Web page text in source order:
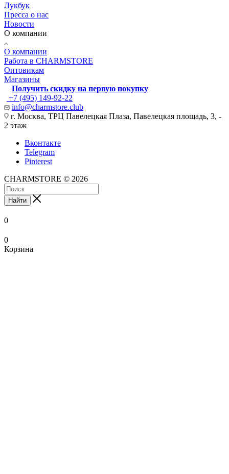
Лукбук
Пресса о нас
Новости
О компании
О компании
Работа в CHARMSTORE
Оптовикам
Магазины
Получить скидку на первую покупку
+7 (495) 149-92-22
info@charmstore.club
г. Москва, ТРЦ Павелецкая Плаза, Павелецкая площадь, 3, -
2 этаж
Вконтакте
Telegram
Pinterest
CHARMSTORE © 2026
Найти
0
0
Корзина